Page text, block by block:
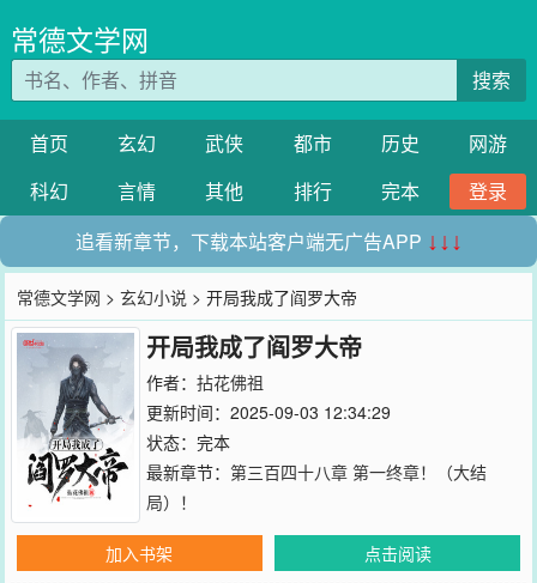
常德文学网
搜索
首页 玄幻 武侠 都市 历史
网游
科幻
言情 其他 排行 完本
登录
追看新章节，下载本站客户端无广告APP ↓↓↓
常德文学网 >玄幻小说 > 开局我成了阎罗大帝
开局我成了阎罗大帝
作者： 拈花佛祖
更新时间：2025-09-03 12:34:29
状态：完本
最新章节： 第三百四十八章 第一终章！（大结
局）！
加入书架
点击阅读